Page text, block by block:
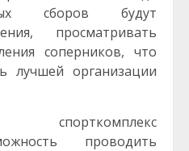
сборов будут
просматривать
соперников, что
лучшей организации
спорткомплекс
проводить